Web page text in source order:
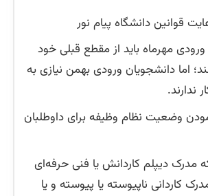
قوانین دانشگاه پیام نور
مهرماه باید از مقطع قبلی خود
اما دانشجویان ورودی بهمن نیازی به
ندارند.
وضعیت نظام وظیفه برای داوطلبان
مدرک دیپلم کاردانش یا فنی حرفه‌ای
کاردانی ناپیوسته یا پیوسته و یا